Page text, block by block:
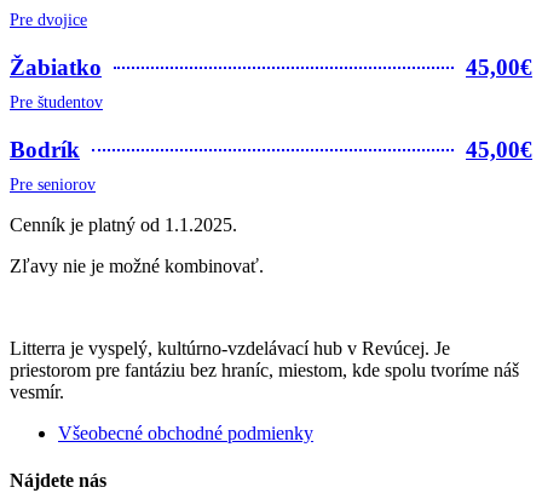
Pre dvojice
Žabiatko 45,00€
Pre študentov
Bodrík 45,00€
Pre seniorov
Cenník je platný od 1.1.2025.
Zľavy nie je možné kombinovať.
Litterra je vyspelý, kultúrno-vzdelávací hub v Revúcej. Je
priestorom pre fantáziu bez hraníc, miestom, kde spolu tvoríme náš
vesmír.
Všeobecné obchodné podmienky
Nájdete nás